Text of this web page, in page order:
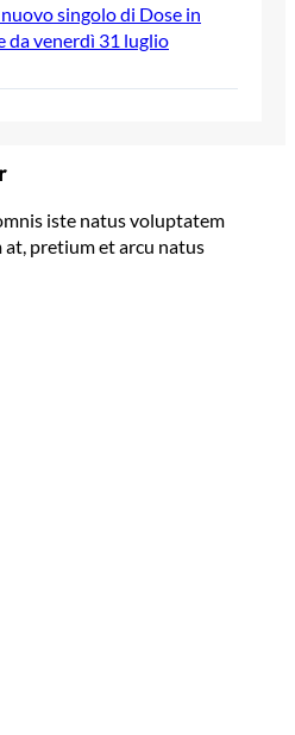
nuovo singolo di Dose in
da venerdì 31 luglio
iste natus voluptatem
pretium et arcu natus